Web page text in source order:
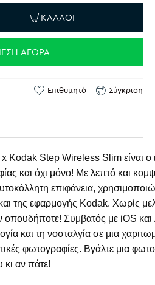
ΚΑΛΆΘΙ
ΑΓΟΡΆ
Επιθυμητό Σύγκριση
Step Wireless Slim είναι ο
και όχι μόνο! Με λεπτό και
επιφάνεια,
της εφαρμογής Kodak. Χωρίς
οπουδήποτε! Συμβατός με iOS
και τη νοσταλγία σε μια
φωτογραφίες. Βγάλτε μια
αν πάτε!